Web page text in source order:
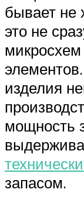
бывает не
это не
изделия
мощность
запасом.